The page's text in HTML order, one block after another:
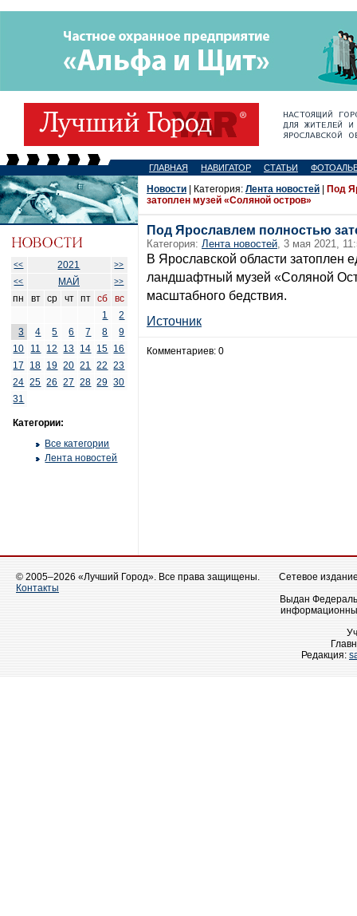
ГЛАВНАЯ НАВИГАТОР СТАТЬИ
<< 2021
>>
<<
МАЙ >>
пн вт ср чт пт сб
вс
1
2
3
4 5 6 7 8
9
10
11 12 13 14 15 16
17
18 19 20 21 22
23
24 25 26 27 28 29 30
31
Категории:
Все категории
Лента новостей
Новости | Категория: Лента новостей
Под
затоплен музей «Соляной остров»
Под Ярославлем полностью
Категория: Лента новостей, 3 мая 2021,
В Ярославской области затоплен
ландшафтный музей «Соляной
масштабного бедствия.
Источник
Комментариев: 0
© 2005–2026 «Лучший Город». Все права защищены.
Контакты
Сетевое
Выдан
Редакция: